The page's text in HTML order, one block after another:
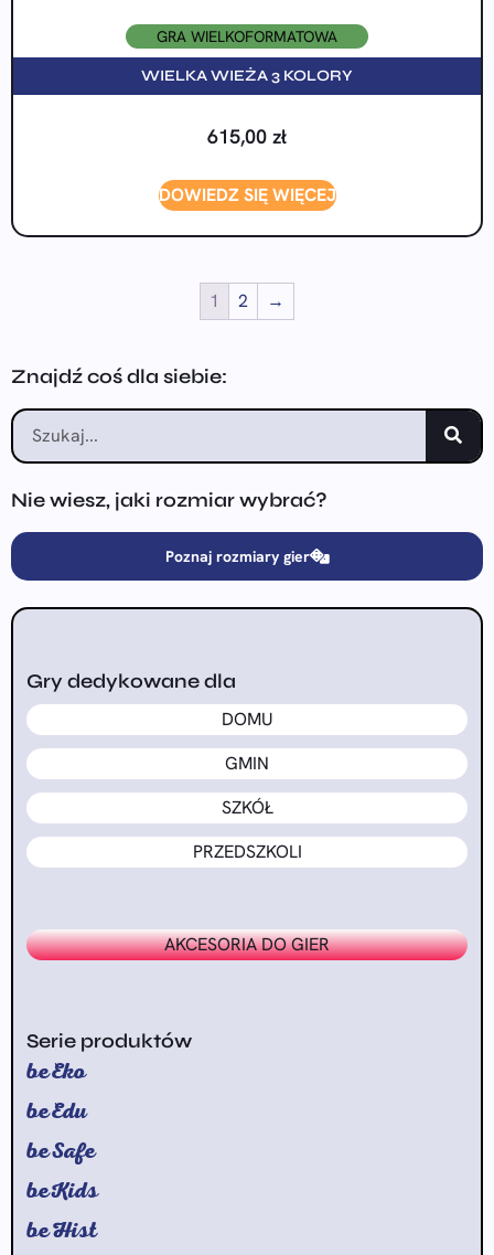
Znajdź coś dla siebie:
Nie wiesz, jaki rozmiar wybrać?
Poznaj rozmiary gier
Gry dedykowane dla
DOMU
GMIN
SZKÓŁ
PRZEDSZKOLI
AKCESORIA DO GIER
Serie produktów
beEko
beEdu
beSafe
beKids
beHist
GRA WIELKOFORMATOWA
WIELKA WIEŻA 3 KOLORY
615,00 zł
DOWIEDZ SIĘ WIĘCEJ
1 2 →